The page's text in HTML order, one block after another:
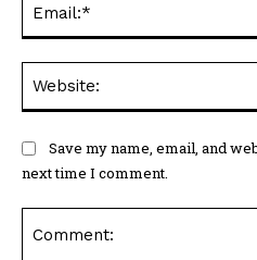
Save my name, email, and
next time I comment.